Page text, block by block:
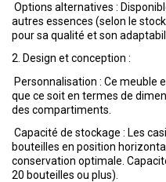
Options alternatives :
autres essences (selon le
pour sa qualité et son
2. Design et conception :
Personnalisation : Ce meuble
que ce soit en termes de
des compartiments.
Capacité de stockage : Les
bouteilles en position
conservation optimale.
20 bouteilles ou plus).